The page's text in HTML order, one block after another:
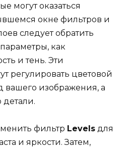
могут оказаться
окне фильтров и
следует обратить
как
и тень. Эти
регулировать цветовой
изображения, а
детали.
фильтр Levels для
и яркости. Затем,